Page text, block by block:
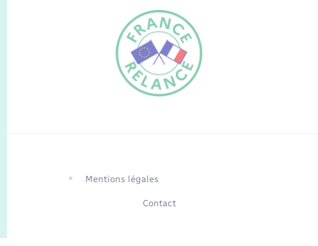
Mentions légales
Contact